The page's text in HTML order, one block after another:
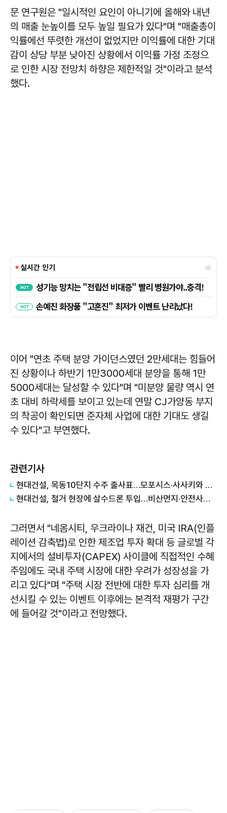
문 연구원은 "일시적인 요인이 아니기에 올해와 내년
의 매출 눈높이를 모두 높일 필요가 있다"며 "매출총이
익률에선 뚜렷한 개선이 없었지만 이익률에 대한 기대
감이 상당 부분 낮아진 상황에서 이익률 가정 조정으
로 인한 시장 전망치 하향은 제한적일 것"이라고 분석
했다.
이어 "연초 주택 분양 가이던스였던 2만세대는 힘들어
진 상황이나 하반기 1만3000세대 분양을 통해 1만
5000세대는 달성할 수 있다"며 "미분양 물량 역시 연
초 대비 하락세를 보이고 있는데 연말 CJ가양동 부지
의 착공이 확인되면 준자체 사업에 대한 기대도 생길
수 있다"고 부연했다.
관련기사
현대건설, 목동10단지 수주 출사표…모포시스·사사키와 협업
현대건설, 철거 현장에 살수드론 투입…비산먼지·안전사고 줄인다
그러면서 "네옴시티, 우크라이나 재건, 미국 IRA(인플
레이션 감축법)로 인한 제조업 투자 확대 등 글로벌 각
지에서의 설비투자(CAPEX) 사이클에 직접적인 수혜
주임에도 국내 주택 시장에 대한 우려가 성장성을 가
리고 있다"며 "주택 시장 전반에 대한 투자 심리를 개
선시킬 수 있는 이벤트 이후에는 본격적 재평가 구간
에 들어갈 것"이라고 전망했다.